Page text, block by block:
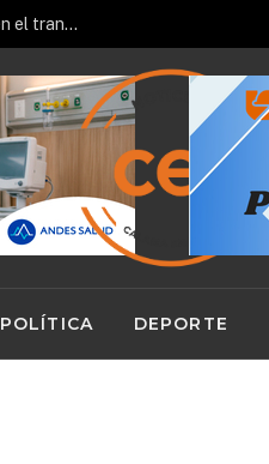
Sernac oficia a Bipay por reclamos de cobros duplicados en el transporte público
POLÍTICA DEPORTE